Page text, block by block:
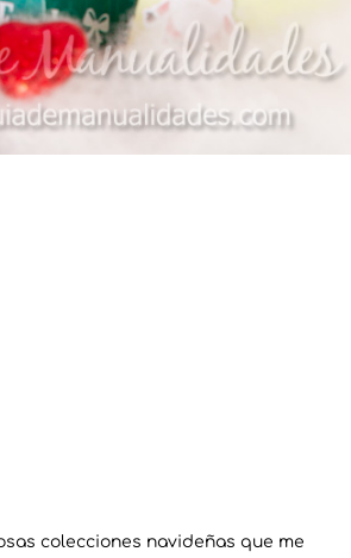
colecciones navideñas que me